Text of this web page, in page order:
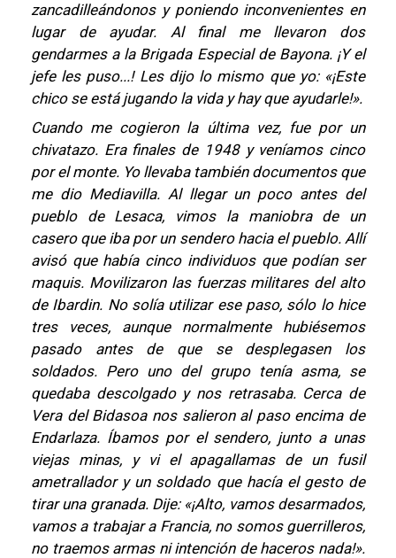
zancadilleándonos y poniendo inconvenientes en
lugar de ayudar. Al final me llevaron dos
gendarmes a la Brigada Especial de Bayona. ¡Y el
jefe les puso...! Les dijo lo mismo que yo: «¡Este
chico se está jugando la vida y hay que ayudarle!».
Cuando me cogieron la última vez, fue por un
chivatazo. Era finales de 1948 y veníamos cinco
por el monte. Yo llevaba también documentos que
me dio Mediavilla. Al llegar un poco antes del
pueblo de Lesaca, vimos la maniobra de un
casero que iba por un sendero hacia el pueblo. Allí
avisó que había cinco individuos que podían ser
maquis. Movilizaron las fuerzas militares del alto
de Ibardin. No solía utilizar ese paso, sólo lo hice
tres veces, aunque normalmente hubiésemos
pasado antes de que se desplegasen los
soldados. Pero uno del grupo tenía asma, se
quedaba descolgado y nos retrasaba. Cerca de
Vera del Bidasoa nos salieron al paso encima de
Endarlaza. Íbamos por el sendero, junto a unas
viejas minas, y vi el apagallamas de un fusil
ametrallador y un soldado que hacía el gesto de
tirar una granada. Dije: «¡Alto, vamos desarmados,
vamos a trabajar a Francia, no somos guerrilleros,
no traemos armas ni intención de haceros nada!».